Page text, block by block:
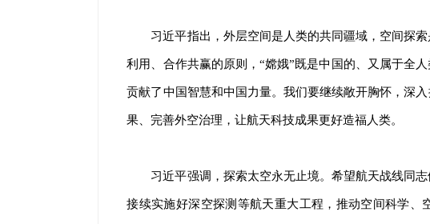
习近平指出，外层空间是人类的共同疆域，空间探
利用、合作共赢的原则，“嫦娥”既是中国的、又属于全
贡献了中国智慧和中国力量。我们要继续敞开胸怀，深
果、完善外空治理，让航天科技成果更好造福人类。
习近平强调，探索太空永无止境。希望航天战线同
接续实施好深空探测等航天重大工程，推动空间科学